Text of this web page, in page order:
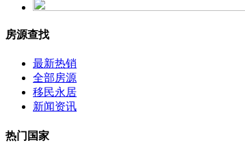
房源查找
最新热销
全部房源
移民永居
新闻资讯
热门国家